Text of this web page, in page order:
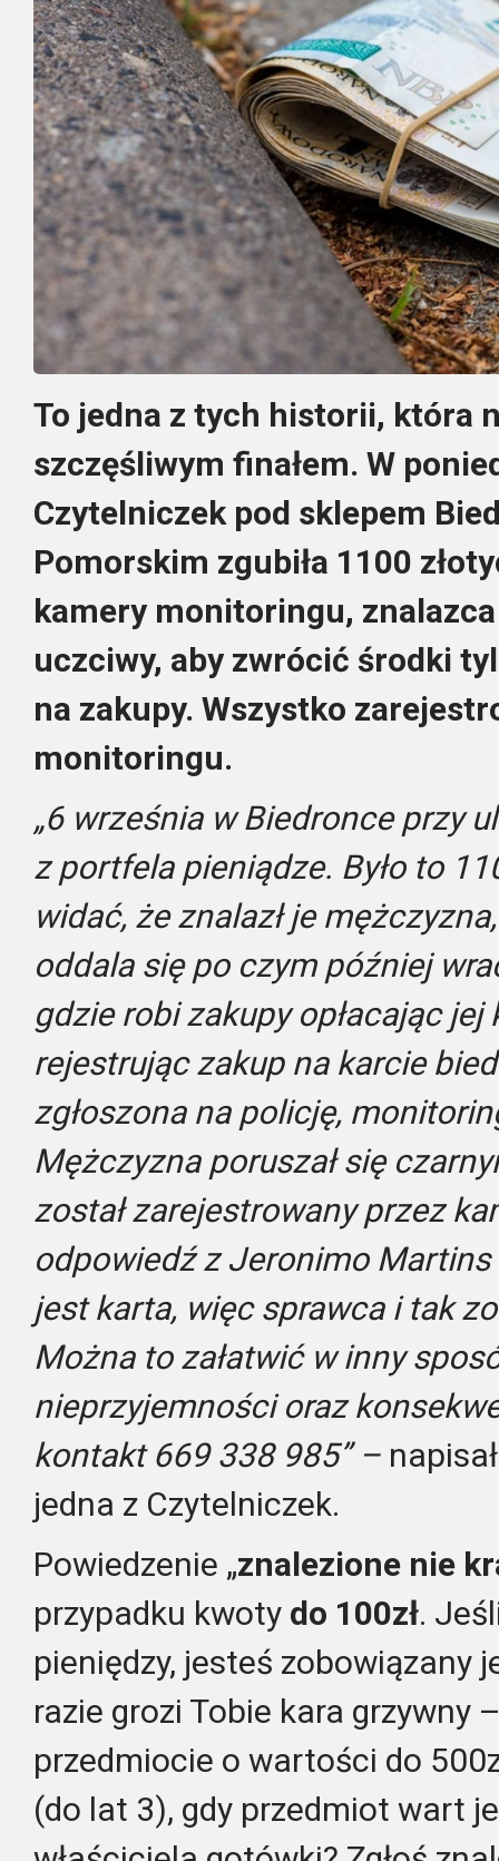
To jedna z tych historii, która
szczęśliwym finałem. W
Czytelniczek pod sklepem
Pomorskim zgubiła 1100
kamery monitoringu, znalazca
uczciwy, aby zwrócić środki
na zakupy. Wszystko
monitoringu.
„6 września w Biedronce przy
z portfela pieniądze. Było to
widać, że znalazł je
oddala się po czym później
gdzie robi zakupy opłacając jej
rejestrując zakup na karcie
zgłoszona na policję,
Mężczyzna poruszał się
został zarejestrowany przez
odpowiedź z Jeronimo
jest karta, więc sprawca i tak
Można to załatwić w inny
nieprzyjemności oraz
kontakt 669 338 985” –
jedna z Czytelniczek.
Powiedzenie „znalezione nie
przypadku kwoty do 100zł.
pieniędzy, jesteś zobowiązany
razie grozi Tobie kara grzywny
przedmiocie o wartości do
(do lat 3), gdy przedmiot wart